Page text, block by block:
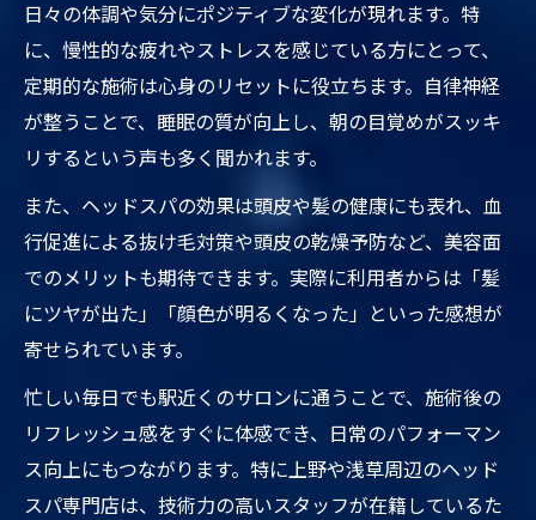
日々の体調や気分にポジティブな変化が現れます。特
に、慢性的な疲れやストレスを感じている方にとって、
定期的な施術は心身のリセットに役立ちます。自律神経
が整うことで、睡眠の質が向上し、朝の目覚めがスッキ
リするという声も多く聞かれます。
また、ヘッドスパの効果は頭皮や髪の健康にも表れ、血
行促進による抜け毛対策や頭皮の乾燥予防など、美容面
でのメリットも期待できます。実際に利用者からは「髪
にツヤが出た」「顔色が明るくなった」といった感想が
寄せられています。
忙しい毎日でも駅近くのサロンに通うことで、施術後の
リフレッシュ感をすぐに体感でき、日常のパフォーマン
ス向上にもつながります。特に上野や浅草周辺のヘッド
スパ専門店は、技術力の高いスタッフが在籍しているた